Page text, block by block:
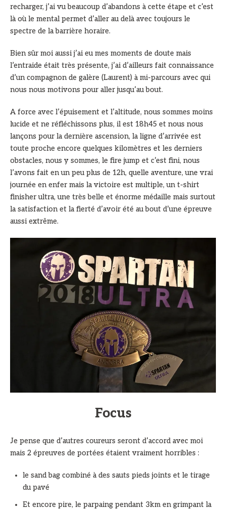
recharger, j’ai vu beaucoup d’abandons à cette étape et c’est
là où le mental permet d’aller au delà avec toujours le
spectre de la barrière horaire.
Bien sûr moi aussi j’ai eu mes moments de doute mais
l’entraide était très présente, j’ai d’ailleurs fait connaissance
d’un compagnon de galère (Laurent) à mi-parcours avec qui
nous nous motivons pour aller jusqu’au bout.
A force avec l’épuisement et l’altitude, nous sommes moins
lucide et ne réfléchissons plus, il est 18h45 et nous nous
lançons pour la dernière ascension, la ligne d’arrivée est
toute proche encore quelques kilomètres et les derniers
obstacles, nous y sommes, le fire jump et c’est fini, nous
l’avons fait en un peu plus de 12h, quelle aventure, une vrai
journée en enfer mais la victoire est multiple, un t-shirt
finisher ultra, une très belle et énorme médaille mais surtout
la satisfaction et la fierté d’avoir été au bout d’une épreuve
aussi extrême.
Focus
Je pense que d’autres coureurs seront d’accord avec moi
mais 2 épreuves de portées étaient vraiment horribles :
le sand bag combiné à des sauts pieds joints et le tirage
du pavé
Et encore pire, le parpaing pendant 3km en grimpant la